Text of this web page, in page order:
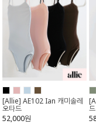
[Allie] AE102 Ian 캐미솔레
오타드
52,000원